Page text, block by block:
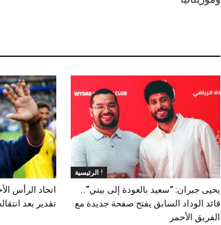
اتحاد الرأس
تقدير بعد
الرئيسية !
يحيى جبران: “سعيد بالعودة إلى بيتي”..
قائد الوداد السابق يفتح صفحة جديدة مع
الفريق الأحمر